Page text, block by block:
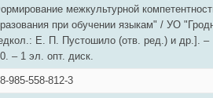
межкультурной
при обучении языкам" / УО
Е. П. Пустошило (отв. ред.) и др.]. –
– 1 эл. опт. диск.
985-558-812-3